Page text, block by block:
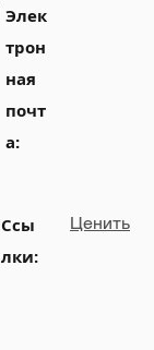
Элек
трон
ная
почт
а:
Ссы
лки:
Ценить